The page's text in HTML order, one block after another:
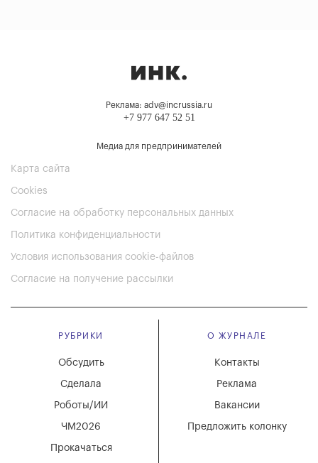
Реклама: adv@incrussia.ru
+7 977 647 52 51
Медиа для предпринимателей
Карта сайта
Cookies
Согласие на обработку персональных данных
Политика конфиденциальности
Условия использования cookie-файлов
Согласие на получение рассылки
РУБРИКИ
Обсудить
Сделала
Роботы/ИИ
ЧМ2026
Прокачаться
О ЖУРНАЛЕ
Вакансии
Реклама
Контакты
Предложить колонку